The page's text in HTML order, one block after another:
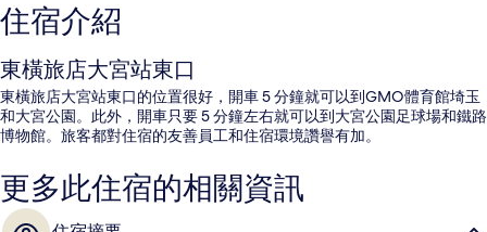
住宿介紹
東橫旅店大宮站東口
東橫旅店大宮站東口的位置很好，開車 5 分鐘就可以到GMO體育館埼玉
和大宮公園。此外，開車只要 5 分鐘左右就可以到大宮公園足球場和鐵路
博物館。旅客都對住宿的友善員工和住宿環境讚譽有加。
更多此住宿的相關資訊